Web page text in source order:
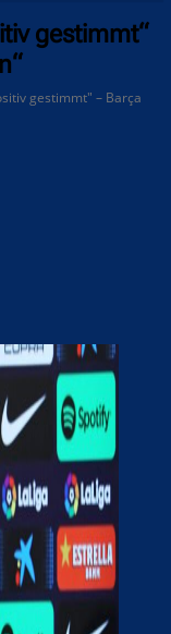
gestimmt“
gestimmt" – Barça